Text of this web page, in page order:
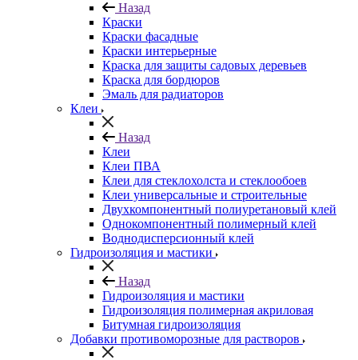
Назад
Краски
Краски фасадные
Краски интерьерные
Краска для защиты садовых деревьев
⁠Краска для бордюров
Эмаль для радиаторов
Клеи
Назад
Клеи
Клеи ПВА
Клеи для стеклохолста и стеклообоев
Клеи универсальные и строительные
Двухкомпонентный полиуретановый клей
Однокомпонентный полимерный клей
Воднодисперсионный клей
Гидроизоляция и мастики
Назад
Гидроизоляция и мастики
Гидроизоляция полимерная акриловая
Битумная гидроизоляция
Добавки противоморозные для растворов